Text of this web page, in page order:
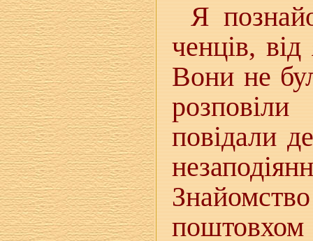
Я
ченців,
Вони не
повідали